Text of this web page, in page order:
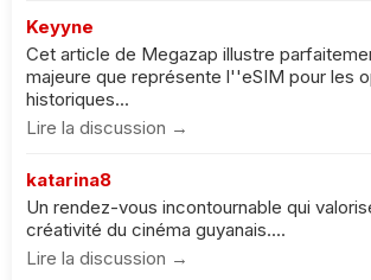
Keyyne
Cet article de Megazap illustre
majeure que représente l''eSIM pour les
historiques...
Lire la discussion →
katarina8
Un rendez-vous incontournable qui
créativité du cinéma guyanais....
Lire la discussion →